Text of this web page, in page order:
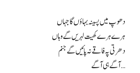
دھوپ میں پسینہ بہاؤں گا جہاں
ہرے ہرے کھیت لہریں گے وہاں
دھرتی پہ فاقے نہ پائیں گے جنم
آگے ہی آگے…